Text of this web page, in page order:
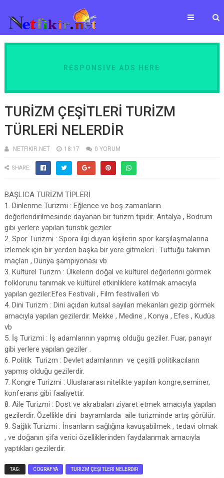
RESPONSIVE ADS HERE
TURİZM ÇEŞİTLERİ TURİZM
TÜRLERİ NELERDİR
NETFIKIR.NET 18:17 0 YORUM
SHARE:
BAŞLICA TURİZM TİPLERİ
1. Dinlenme Turizmi : Eğlence ve boş zamanların
değerlendirilmesinde dayanan bir turizm tipidir. Antalya , Bodrum
gibi yerlere yapılan turistik geziler.
2. Spor Turizmi : Spora ilgi duyan kişilerin spor karşılaşmalarına
izlemek için bir yerden başka bir yere gitmeleri . Tuttuğu takımın
maçları , Dünya şampiyonası vb
3. Kültürel Turizm : Ülkelerin doğal ve kültürel değerlerini görmek
folklorunu tanımak ve kültürel etkinliklere katılmak amacıyla
yapılan geziler.Efes Festivali , Film festivalleri vb
4. Dini Turizm : Dini açıdan kutsal sayılan mekanları gezip görmek
amacıyla yapılan gezilerdir. Mekke , Medine , Konya , Efes , Kudüs
vb
5. İş Turizmi : İş adamlarının yapmış olduğu geziler. Fuar, panayır
gibi yerlere yapılan geziler .
6. Politik Turizm : Devlet adamlarının ve çeşitli politikacıların
yapmış olduğu gezilerdir.
7. Kongre Turizmi : Uluslararası nitelikte yapılan kongre,seminer,
konferans gibi faaliyettir.
8. Aile Turizmi : Dost ve akrabaları ziyaret etmek amacıyla yapılan
gezilerdir. Özellikle dini bayramlarda aile turizminde artış görülür.
9. Sağlık Turizmi : İnsanların sağlığına kavuşabilmek , tedavi olmak
, ve doğanın şifa verici özelliklerinden faydalanmak amacıyla
yaptıkları gezilerdir.
TAG: COGRAFYA TURIZM ÇEŞITLERI NELERDIR